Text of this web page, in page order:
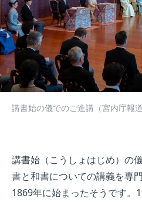
講書始の儀でのご進講（宮内庁報道
講書始（こうしょはじめ）の
書と和書についての講義を専
1869年に始まったそうです。